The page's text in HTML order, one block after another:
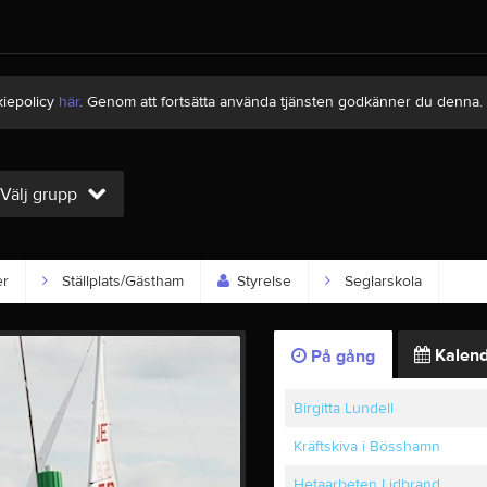
här. Genom att fortsätta använda tjänsten godkänner du denna.
Välj grupp
Ställplats/Gästham Styrelse Seglarskola
På gång
Birgitta Lundell
Kräftskiva i Bösshamn